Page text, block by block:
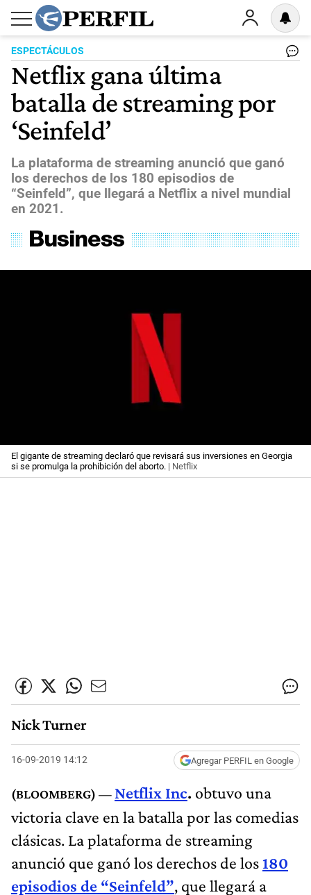
ESPECTÁCULOS
Netflix gana última
batalla de streaming por
‘Seinfeld’
La plataforma de streaming anunció que ganó
los derechos de los 180 episodios de
“Seinfeld”, que llegará a Netflix a nivel mundial
en 2021.
El gigante de streaming declaró que revisará sus inversiones en Georgia
si se promulga la prohibición del aborto. | Netflix
Nick Turner
16-09-2019 14:12 Agregar PERFIL en Google
Netflix Inc. obtuvo una
victoria clave en la batalla por las comedias
clásicas. La plataforma de streaming
anunció que ganó los derechos de los180
episodios de “Seinfeld”, que llegará a